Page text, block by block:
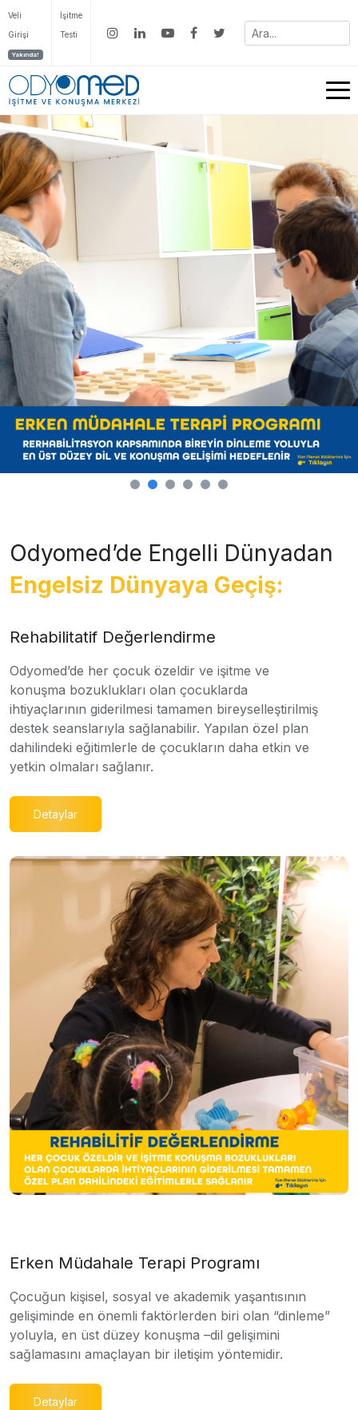
Veli
Girişi
Yakında!
İşitme
Testi
Odyomed’de Engelli Dünyadan
Engelsiz Dünyaya Geçiş:
Rehabilitatif Değerlendirme
Odyomed’de her çocuk özeldir ve işitme ve
konuşma bozuklukları olan çocuklarda
ihtiyaçlarının giderilmesi tamamen bireyselleştirilmiş
destek seanslarıyla sağlanabilir. Yapılan özel plan
dahilindeki eğitimlerle de çocukların daha etkin ve
yetkin olmaları sağlanır.
Detaylar
Erken Müdahale Terapi Programı
Çocuğun kişisel, sosyal ve akademik yaşantısının
gelişiminde en önemli faktörlerden biri olan “dinleme”
yoluyla, en üst düzey konuşma –dil gelişimini
sağlamasını amaçlayan bir iletişim yöntemidir.
Detaylar